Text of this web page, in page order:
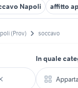
Napoli affitto
(Prov) soccavo
In quale